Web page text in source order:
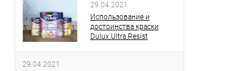
29.04.2021
Использование и
достоинства краски
Dulux Ultra Resist
29.04.2021